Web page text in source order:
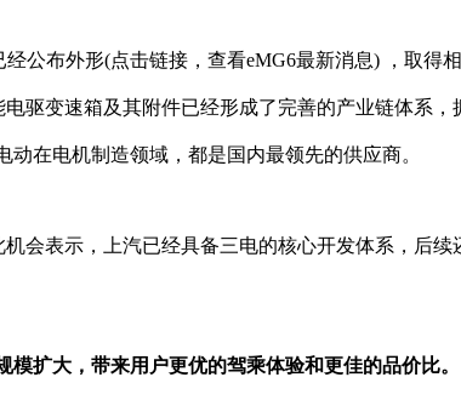
公布外形(点击链接，查看eMG6最新消息) ，取得
驱变速箱及其附件已经形成了完善的产业链体系，
在电机制造领域，都是国内最领先的供应商。
会表示，上汽已经具备三电的核心开发体系，后
扩大，带来用户更优的驾乘体验和更佳的品价比。